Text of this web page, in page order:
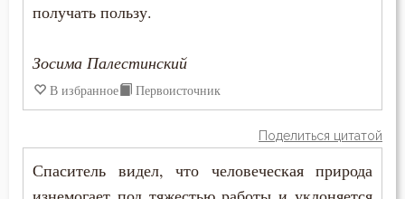
Праздник
Празднословие
Праздность
Прелесть
получать пользу.
Зосима Палестинский
В избранное Первоисточник
Поделиться цитатой
Спаситель видел, что человеческая природа